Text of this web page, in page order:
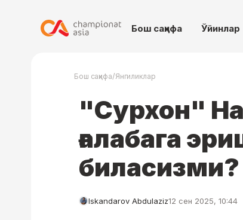
Бош саҳифа Ўйинлар
Бош саҳифа/Янгиликлар
"Сурхон"
ғалабага
биласизми?
Iskandarov Abdulaziz12 сен 2025, 10:44